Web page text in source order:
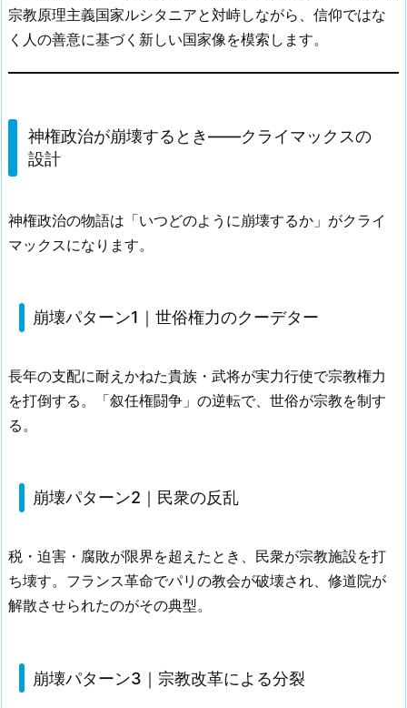
宗教原理主義国家ルシタニアと対峙しながら、信仰ではな
く人の善意に基づく新しい国家像を模索します。
神権政治が崩壊するとき——クライマックスの
設計
神権政治の物語は「いつどのように崩壊するか」がクライ
マックスになります。
崩壊パターン1｜世俗権力のクーデター
長年の支配に耐えかねた貴族・武将が実力行使で宗教権力
を打倒する。「叙任権闘争」の逆転で、世俗が宗教を制す
る。
崩壊パターン2｜民衆の反乱
税・迫害・腐敗が限界を超えたとき、民衆が宗教施設を打
ち壊す。フランス革命でパリの教会が破壊され、修道院が
解散させられたのがその典型。
崩壊パターン3｜宗教改革による分裂